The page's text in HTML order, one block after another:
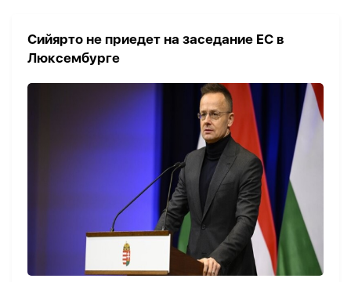
Сийярто не приедет на заседание ЕС в
Люксембурге